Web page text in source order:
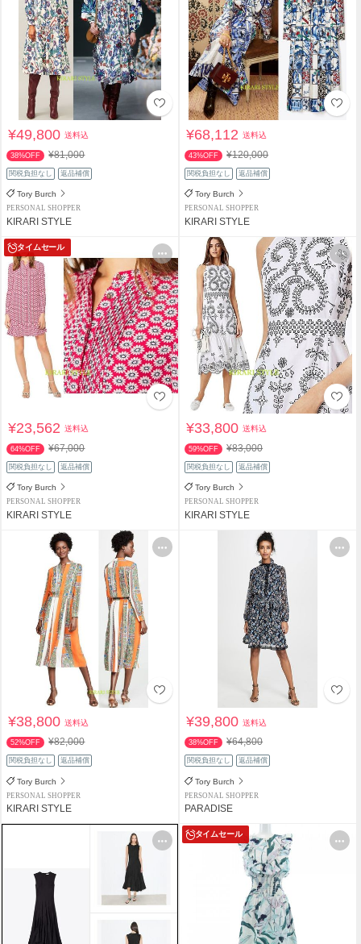
¥49,800送料込
38%OFF ¥81,000
関税負担なし 返品補償
Tory Burch
PERSONAL SHOPPER
KIRARI STYLE
¥68,112送料込
43%OFF ¥120,000
関税負担なし 返品補償
Tory Burch
PERSONAL SHOPPER
KIRARI STYLE
タイムセール
¥23,562送料込
64%OFF ¥67,000
関税負担なし 返品補償
Tory Burch
PERSONAL SHOPPER
KIRARI STYLE
¥33,800送料込
59%OFF ¥83,000
関税負担なし 返品補償
Tory Burch
PERSONAL SHOPPER
KIRARI STYLE
¥38,800送料込
52%OFF ¥82,000
関税負担なし 返品補償
Tory Burch
PERSONAL SHOPPER
KIRARI STYLE
¥39,800送料込
38%OFF ¥64,800
関税負担なし 返品補償
Tory Burch
PERSONAL SHOPPER
PARADISE
タイムセール